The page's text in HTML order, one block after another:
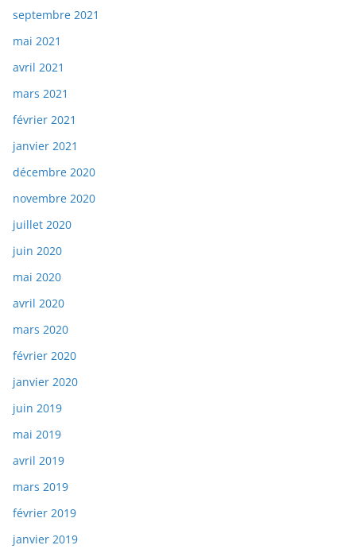
septembre 2021
mai 2021
avril 2021
mars 2021
février 2021
janvier 2021
décembre 2020
novembre 2020
juillet 2020
juin 2020
mai 2020
avril 2020
mars 2020
février 2020
janvier 2020
juin 2019
mai 2019
avril 2019
mars 2019
février 2019
janvier 2019